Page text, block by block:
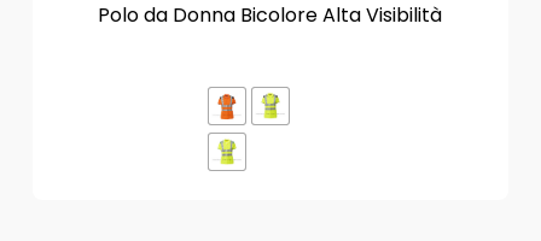
Polo da Donna Bicolore Alta Visibilità